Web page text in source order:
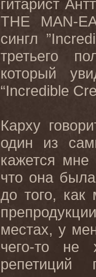
гитарист
THE MAN-
сингл
третьего
который
“Incredible
Карху
один из
кажется мне
что она
до того,
местах, у
чего-то не
репетиций